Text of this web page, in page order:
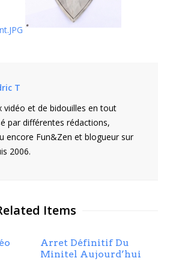
T
vidéo et de bidouilles en tout
par différentes rédactions,
encore Fun&Zen et blogueur sur
2006.
Items
Arret Définitif Du
Minitel Aujourd’hui